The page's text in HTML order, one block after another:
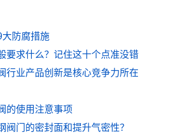
防腐措施
要求什么？记住这十个点准没错
行业产品创新是核心竞争力所在
的使用注意事项
阀门的密封面和提升气密性？